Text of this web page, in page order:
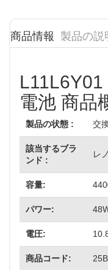
商品情報 製品の説
電池 商品
製品の状態 : 交
該当するブラ
ンド :
レ
容量:
パワー:
電圧:
商品コード: